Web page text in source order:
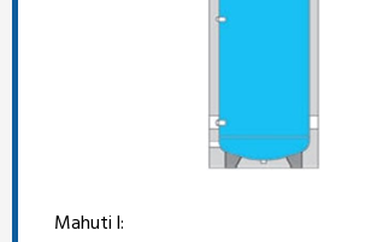
Mahuti l: